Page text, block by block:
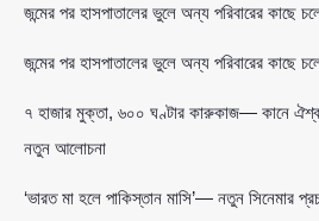
জন্মের পর হাসপাতালের ভুলে অন্য পরিবারের কাছে চলে
জন্মের পর হাসপাতালের ভুলে অন্য পরিবারের কাছে চলে
৭ হাজার মুক্তা, ৬০০ ঘণ্টার কারুকাজ— কানে
নতুন আলোচনা
‘ভারত মা হলে পাকিস্তান মাসি’— নতুন সিনেমার